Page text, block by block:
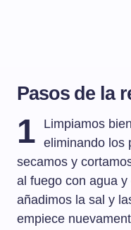
Pasos de la
1
Limpiamos
eliminando los
secamos y
al fuego con agua
añadimos la sal y
empiece